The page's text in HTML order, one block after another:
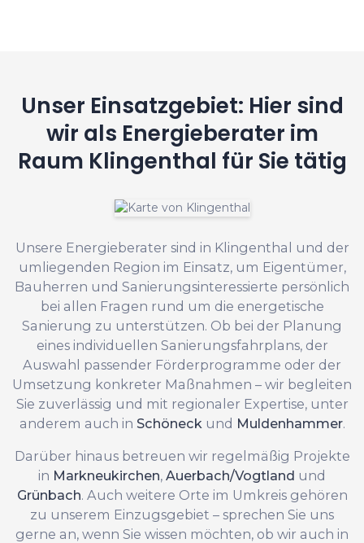
Unser Einsatzgebiet: Hier sind
wir als Energieberater im
Raum Klingenthal für Sie tätig
Unsere Energieberater sind in Klingenthal und der
umliegenden Region im Einsatz, um Eigentümer,
Bauherren und Sanierungsinteressierte persönlich
bei allen Fragen rund um die energetische
Sanierung zu unterstützen. Ob bei der Planung
eines individuellen Sanierungsfahrplans, der
Auswahl passender Förderprogramme oder der
Umsetzung konkreter Maßnahmen – wir begleiten
Sie zuverlässig und mit regionaler Expertise, unter
anderem auch in Schöneck und Muldenhammer.
Darüber hinaus betreuen wir regelmäßig Projekte
in Markneukirchen, Auerbach/Vogtland und
Grünbach. Auch weitere Orte im Umkreis gehören
zu unserem Einzugsgebiet – sprechen Sie uns
gerne an, wenn Sie wissen möchten, ob wir auch in